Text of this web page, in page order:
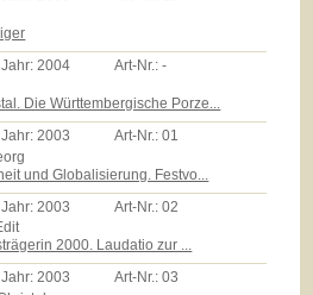
Jahr:2004 Art-Nr.:-
Die Württembergische Porze...
Jahr:2003 Art-Nr.:01
und Globalisierung. Festvo...
Jahr:2003 Art-Nr.:02
2000. Laudatio zur ...
Jahr:2003 Art-Nr.:03